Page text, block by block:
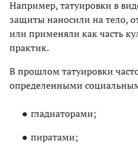
Например, татуировки в
защиты наносили на тело,
или применяли как часть
практик.
В прошлом татуировки
определенными
гладиаторами;
пиратами;